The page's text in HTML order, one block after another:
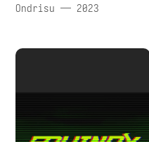
Ondrisu — 2023